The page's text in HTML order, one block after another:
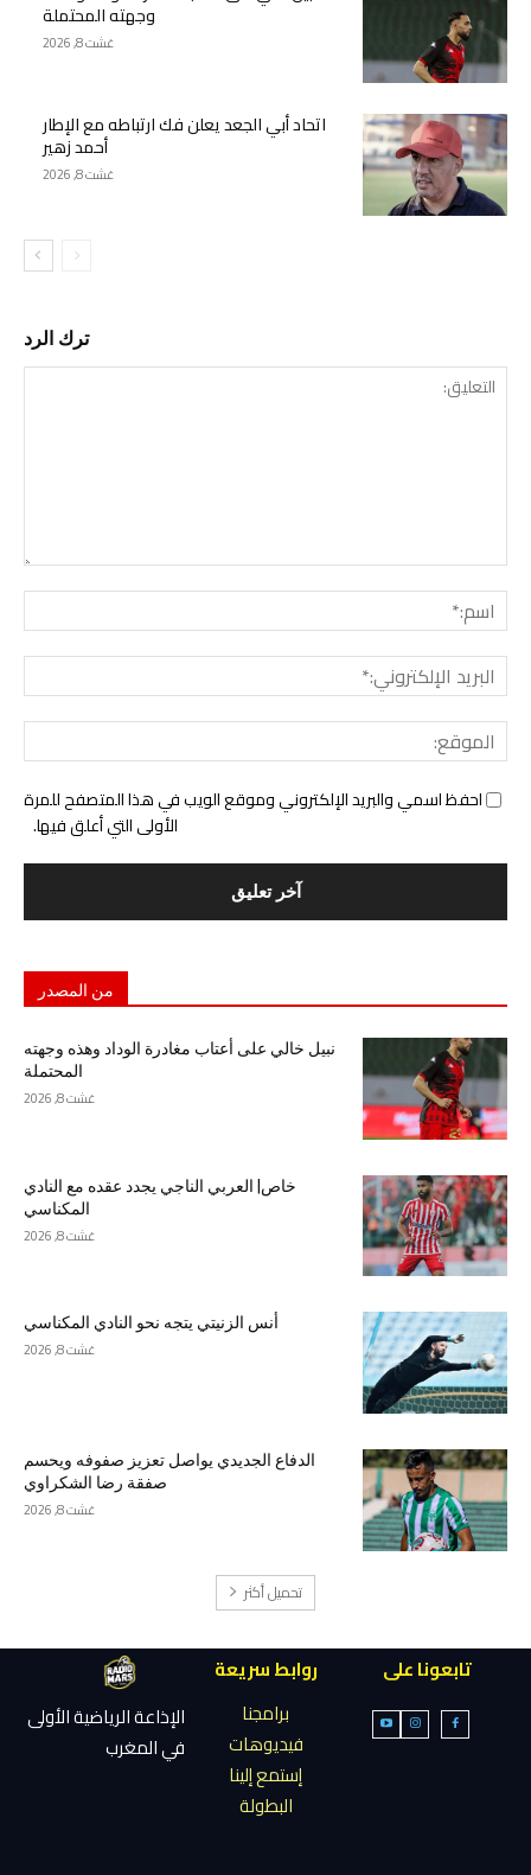
وجهته المحتملة
غشت 8, 2026
اتحاد أبي الجعد يعلن فك ارتباطه مع الإطار
أحمد زهير
غشت 8, 2026
ترك الرد
احفظ اسمي والبريد الإلكتروني وموقع الويب في هذا المتصفح للمرة
الأولى التي أعلق فيها.
من المصدر
نبيل خالي على أعتاب مغادرة الوداد وهذه وجهته
المحتملة
غشت 8, 2026
خاص| العربي الناجي يجدد عقده مع النادي
المكناسي
غشت 8, 2026
أنس الزنيتي يتجه نحو النادي المكناسي
غشت 8, 2026
الدفاع الجديدي يواصل تعزيز صفوفه ويحسم
صفقة رضا الشكراوي
غشت 8, 2026
تحميل أكثر
تابعونا على
روابط سريعة
برامجنا
فيديوهات
إستمع إلينا
البطولة
الإذاعة الرياضية الأولى
في المغرب